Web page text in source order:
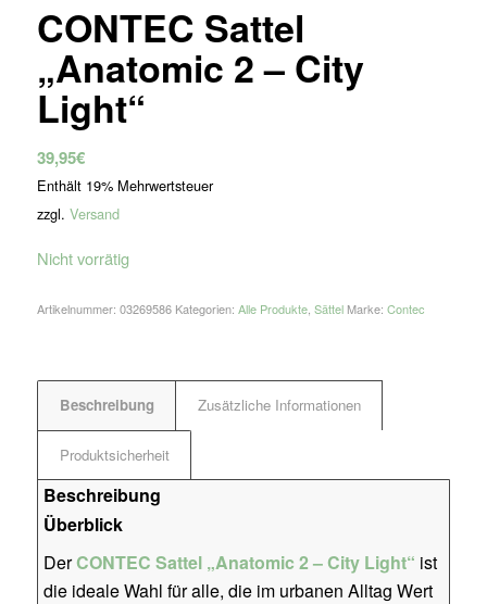
CONTEC Sattel
„Anatomic 2 – City
Light“
39,95€
Enthält 19% Mehrwertsteuer
zzgl. Versand
Nicht vorrätig
Artikelnummer: 03269586 Kategorien: Alle Produkte, Sättel Marke: Contec
Beschreibung Zusätzliche Informationen
Produktsicherheit
Beschreibung
Überblick
DerCONTEC Sattel „Anatomic 2 – City Light“ ist
die ideale Wahl für alle, die im urbanen Alltag Wert